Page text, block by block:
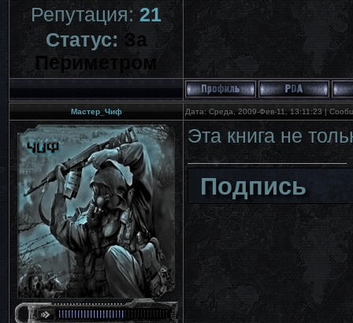
Репутация:21
Статус:За
Периметром
Мастер_Чиф Дата: Среда, 2009-Фев-11, 13:11:23 |
Эта книга не
Подпись